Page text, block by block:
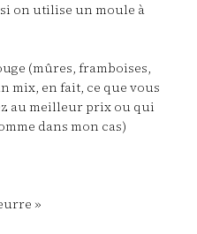
si on utilise un moule à
(mûres, framboises,
mix, en fait, ce que vous
au meilleur prix ou qui
dans mon cas)
»